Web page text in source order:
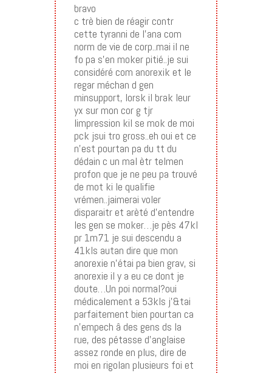
bravo
c trè bien de réagir contr
cette tyranni de l’ana com
norm de vie de corp..mai il ne
fo pa s’en moker pitié..je sui
considéré com anorexik et le
regar méchan d gen
minsupport, lorsk il brak leur
yx sur mon cor g tjr
limpression kil se mok de moi
pck jsui tro gross..eh oui et ce
n’est pourtan pa du tt du
dédain c un mal ètr telmen
profon que je ne peu pa trouvé
de mot ki le qualifie
vrémen..jaimerai voler
disparaitr et arèté d’entendre
les gen se moker…je pès 47kl
pr 1m71 je sui descendu a
41kls autan dire que mon
anorexie n’étai pa bien grav, si
anorexie il y a eu ce dont je
doute…Un poi normal?oui
médicalement a 53kls j’&tai
parfaitement bien pourtan ca
n’empech â des gens ds la
rue, des pétasse d’anglaise
assez ronde en plus, dire de
moi en rigolan plusieurs foi et